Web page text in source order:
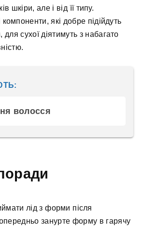
шкіри, але і від її типу.
які добре підійдуть
сухої діятимуть з набагато
волосся
лід з форми після
занурте форму в гарячу